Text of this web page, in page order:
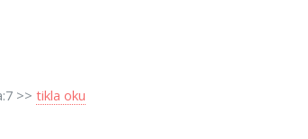
>>tikla oku